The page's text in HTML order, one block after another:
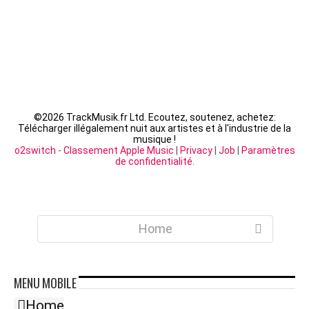
©2026 TrackMusik.fr Ltd. Ecoutez, soutenez, achetez:
Télécharger illégalement nuit aux artistes et à l'industrie de la
musique !
o2switch - Classement Apple Music Privacy| Job
Paramètres
de confidentialité
Home
MENUMOBILE
Home